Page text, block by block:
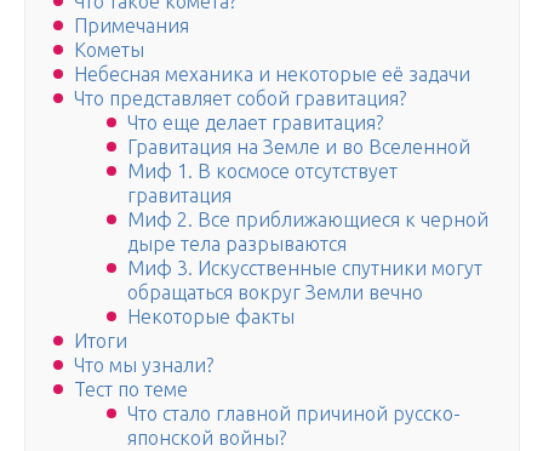
Примечания
Кометы
Небесная механика и некоторые её задачи
Что представляет собой гравитация?
Что еще делает гравитация?
Гравитация на Земле и во Вселенной
Миф 1. В космосе отсутствует
гравитация
Миф 2. Все приближающиеся к черной
дыре тела разрываются
Миф 3. Искусственные спутники могут
обращаться вокруг Земли вечно
Некоторые факты
Итоги
Что мы узнали?
Тест по теме
Что стало главной причиной русско-
японской войны?